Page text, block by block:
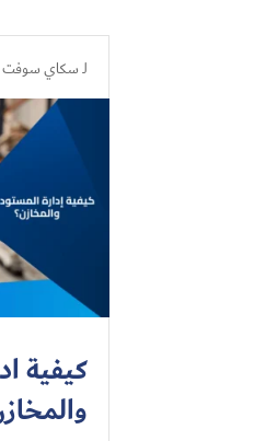
لـسكاي سوفت
كيفية